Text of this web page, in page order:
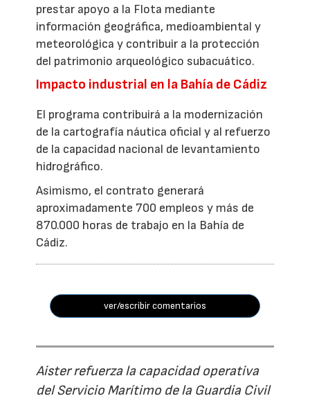
prestar apoyo a la Flota mediante
información geográfica, medioambiental y
meteorológica y contribuir a la protección
del patrimonio arqueológico subacuático.
Impacto industrial en la Bahía de Cádiz
El programa contribuirá a la modernización
de la cartografía náutica oficial y al refuerzo
de la capacidad nacional de levantamiento
hidrográfico.
Asimismo, el contrato generará
aproximadamente 700 empleos y más de
870.000 horas de trabajo en la Bahía de
Cádiz.
ver/escribir comentarios
Aister refuerza la capacidad operativa
del Servicio Marítimo de la Guardia Civil